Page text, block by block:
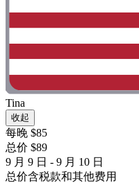
Tina
收起
每晚 $85
总价 $89
9 月 9 日 - 9 月 10 日
总价含税款和其他费用